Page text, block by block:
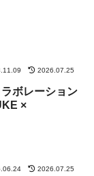
2026.07.25
ラボレーション
×
2026.07.25